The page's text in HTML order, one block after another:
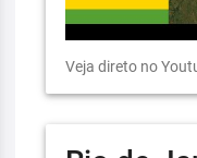
Veja direto no